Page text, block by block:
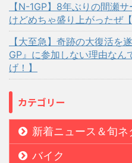
【N-1GP】8年ぶりの間瀬
けどめちゃ盛り上がったぜ
【大至急】奇跡の大復活を
GP』に参加しない理由なん
げ！】
カテゴリー
新着ニュース＆旬ネ
バイク